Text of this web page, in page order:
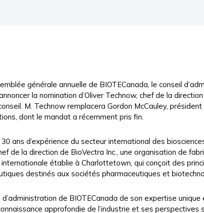
générale annuelle de BIOTECanada, le conseil
la nomination d’Oliver Technow, chef de la
M. Technow remplacera Gordon McCauley,
dont le mandat a récemment pris fin.
ans d’expérience du secteur international des
de la direction de BioVectra Inc., une organisation de
établie à Charlottetown, qui conçoit des
destinés aux sociétés pharmaceutiques et
de BIOTECanada de son expertise unique
approfondie de l’industrie et ses perspectives